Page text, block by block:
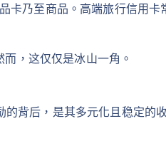
卡乃至商品。高端旅行信用卡
，这仅仅是冰山一角。
背后，是其多元化且稳定的